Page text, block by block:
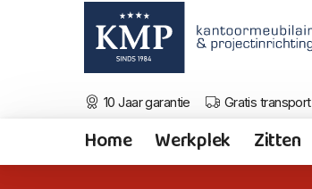
10 Jaar garantie Gratis transport
Home Werkplek Zitten